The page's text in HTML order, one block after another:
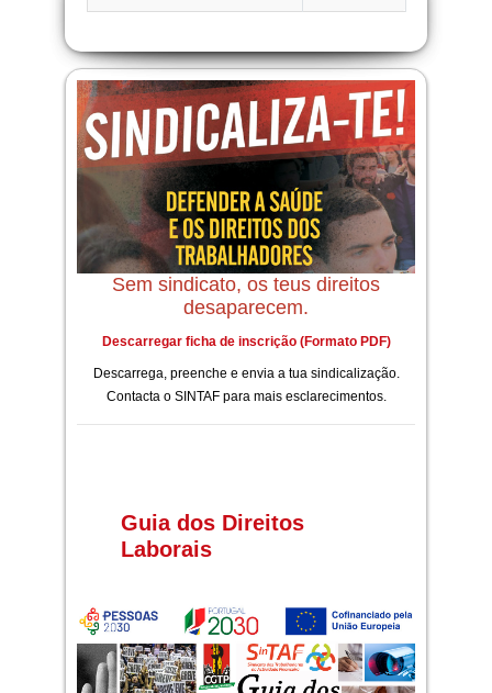
Sem sindicato, os teus direitos
desaparecem.
Descarregar ficha de inscrição (Formato PDF)
Descarrega, preenche e envia a tua sindicalização.
Contacta o SINTAF para mais esclarecimentos.
Guia dos Direitos
Laborais